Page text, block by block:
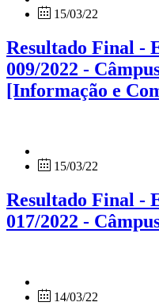
15/03/22
Resultado Final -
009/2022 -
[Informação e
15/03/22
Resultado Final -
017/2022 -
14/03/22